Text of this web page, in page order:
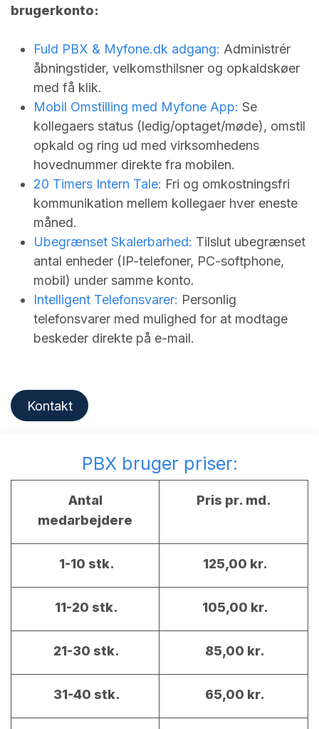
brugerkonto:
Fuld PBX & Myfone.dk adgang: Administrér
åbningstider, velkomsthilsner og opkaldskøer
med få klik.
Mobil Omstilling med Myfone App: Se
kollegaers status (ledig/optaget/møde), omstil
opkald og ring ud med virksomhedens
hovednummer direkte fra mobilen.
20 Timers Intern Tale: Fri og omkostningsfri
kommunikation mellem kollegaer hver eneste
måned.
Ubegrænset Skalerbarhed: Tilslut ubegrænset
antal enheder (IP-telefoner, PC-softphone,
mobil) under samme konto.
Intelligent Telefonsvarer: Personlig
telefonsvarer med mulighed for at modtage
beskeder direkte på e-mail.
Kontakt
PBX bruger priser:
Antal
medarbejdere
Pris pr. md.
1-10 stk. 125,00 kr.
11-20 stk. 105,00 kr.
21-30 stk. 85,00 kr.
31-40 stk. 65,00 kr.